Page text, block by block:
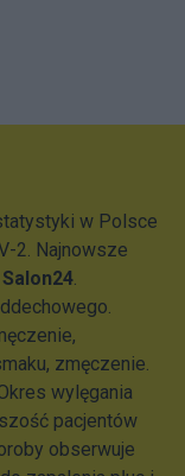
w Polsce
2. Najnowsze
.
zmęczenie.
wylęgania
pacjentów
obserwuje